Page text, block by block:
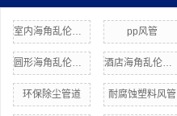
pp风管
环保除尘管道 耐腐蚀塑料风管